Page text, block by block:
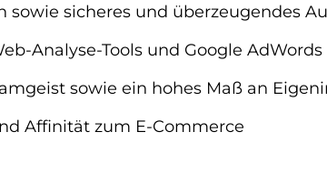
sowie sicheres und überzeugendes
Analyse-Tools und Google AdWords
sowie ein hohes Maß an
Affinität zum E-Commerce